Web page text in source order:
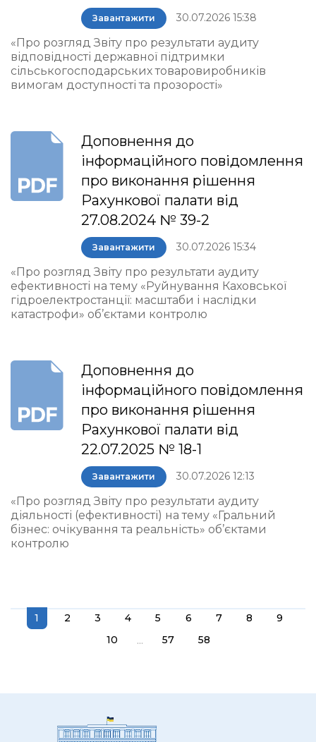
Завантажити 30.07.2026 15:38
«Про розгляд Звіту про результати аудиту
відповідності державної підтримки
сільськогосподарських товаровиробників
вимогам доступності та прозорості»
Доповнення до
інформаційного повідомлення
про виконання рішення
Рахункової палати від
27.08.2024 № 39-2
Завантажити 30.07.2026 15:34
«Про розгляд Звіту про результати аудиту
ефективності на тему «Руйнування Каховської
гідроелектростанції: масштаби і наслідки
катастрофи» об’єктами контролю
Доповнення до
інформаційного повідомлення
про виконання рішення
Рахункової палати від
22.07.2025 № 18-1
Завантажити 30.07.2026 12:13
«Про розгляд Звіту про результати аудиту
діяльності (ефективності) на тему «Гральний
бізнес: очікування та реальність» об’єктами
контролю
1 2 3 4 5 6 7 8
9
10
... 57 58